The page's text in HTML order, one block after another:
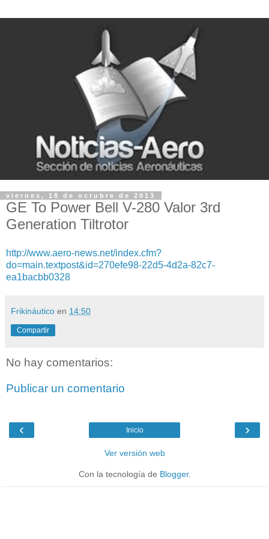
viernes, 18 de octubre de 2013
GE To Power Bell V-280 Valor 3rd
Generation Tiltrotor
http://www.aero-news.net/index.cfm?
do=main.textpost&id=270efe98-22d5-4d2a-82c7-
ea1bacbb0328
Frikináutico en 14:50
Compartir
No hay comentarios:
Publicar un comentario
‹ ›
Inicio
Ver versión web
Con la tecnología de Blogger.